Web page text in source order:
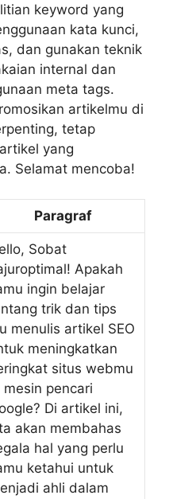
keyword yang
kata kunci,
dan gunakan teknik
internal dan
meta tags.
artikelmu di
tetap
yang
Selamat mencoba!
Paragraf
Sobat
Apakah
ingin belajar
trik dan tips
menulis artikel SEO
meningkatkan
situs webmu
mesin pencari
Di artikel ini,
akan membahas
hal yang perlu
ketahui untuk
ahli dalam